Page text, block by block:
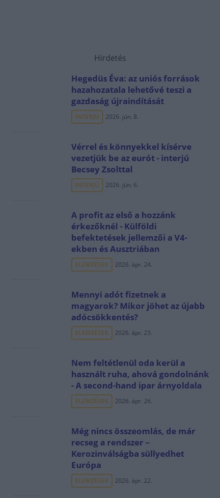
Hirdetés
Hegedüs Éva: az uniós források
hazahozatala lehetővé teszi a
gazdaság újraindítását
INTERJÚ 2026. jún. 8.
Vérrel és könnyekkel kísérve
vezetjük be az eurót - interjú
Becsey Zsolttal
INTERJÚ 2026. jún. 6.
A profit az első a hozzánk
érkezőknél - Külföldi
befektetések jellemzői a V4-
ekben és Ausztriában
ELEMZÉSEK 2026. ápr. 24.
Mennyi adót fizetnek a
magyarok? Mikor jöhet az újabb
adócsökkentés?
ELEMZÉSEK 2026. ápr. 23.
Nem feltétlenül oda kerül a
használt ruha, ahová gondolnánk
- A second-hand ipar árnyoldala
ELEMZÉSEK 2026. ápr. 26.
Még nincs összeomlás, de már
recseg a rendszer –
Kerozinválságba süllyedhet
Európa
ELEMZÉSEK 2026. ápr. 22.